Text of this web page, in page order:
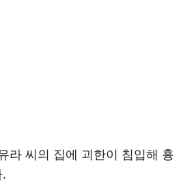
라 씨의 집에 괴한이 침입해 흉